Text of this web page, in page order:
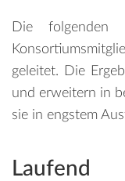
Die folgenden
geleitet. Die
und erweitern in
sie in engstem
Laufend